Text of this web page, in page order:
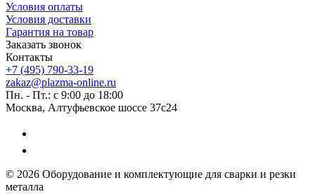
Условия оплаты
Условия доставки
Гарантия на товар
Заказать звонок
Контакты
+7 (495) 790-33-19
zakaz@plazma-online.ru
Пн. - Пт.: с 9:00 до 18:00
Москва, Алтуфьевское шоссе 37с24
© 2026 Оборудование и комплектующие для сварки и резки
металла